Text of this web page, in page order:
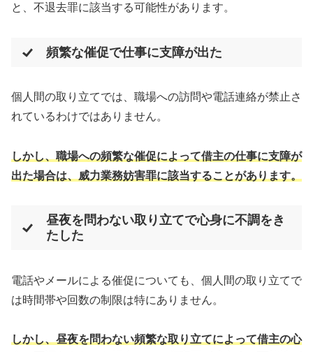
と、不退去罪に該当する可能性があります。
頻繁な催促で仕事に支障が出た
個人間の取り立てでは、職場への訪問や電話連絡が禁止さ
れているわけではありません。
しかし、職場への頻繁な催促によって借主の仕事に支障が
出た場合は、威力業務妨害罪に該当することがあります。
昼夜を問わない取り立てで心身に不調をき
たした
電話やメールによる催促についても、個人間の取り立てで
は時間帯や回数の制限は特にありません。
しかし、昼夜を問わない頻繁な取り立てによって借主の心